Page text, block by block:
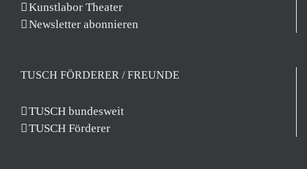
Kunstlabor Theater
Newsletter abonnieren
TUSCH FÖRDERER / FREUNDE
TUSCH bundesweit
TUSCH Förderer